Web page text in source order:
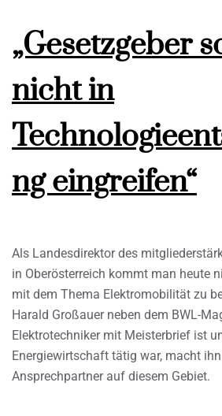
„Gesetzgeber
nicht in
ng eingreifen“
Als Landesdirektor des
in Oberösterreich kommt man heute
mit dem Thema Elektromobilität zu
Harald Großauer neben dem BWL-
Elektrotechniker mit Meisterbrief ist
Energiewirtschaft tätig war, macht
Ansprechpartner auf diesem Gebiet.